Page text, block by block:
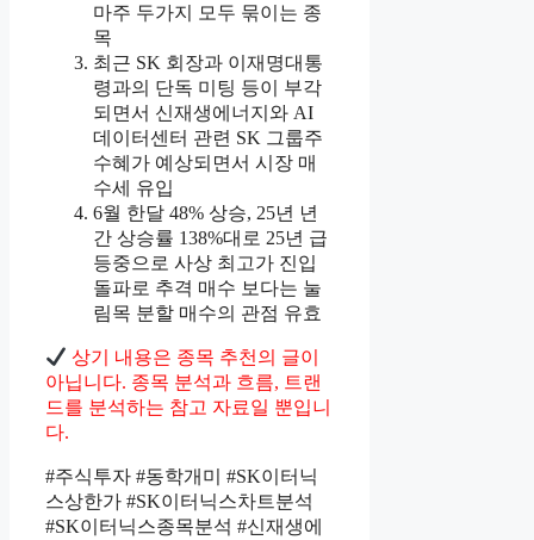
마주 두가지 모두 묶이는 종
목
최근 SK 회장과 이재명대통
령과의 단독 미팅 등이 부각
되면서 신재생에너지와 AI
데이터센터 관련 SK 그룹주
수혜가 예상되면서 시장 매
수세 유입
6월 한달 48% 상승, 25년 년
간 상승률 138%대로 25년 급
등중으로 사상 최고가 진입
돌파로 추격 매수 보다는 눌
림목 분할 매수의 관점 유효
상기 내용은 종목 추천의 글이
아닙니다. 종목 분석과 흐름, 트랜
드를 분석하는 참고 자료일 뿐입니
다.
#주식투자 #동학개미 #SK이터닉
스상한가 #SK이터닉스차트분석
#SK이터닉스종목분석 #신재생에